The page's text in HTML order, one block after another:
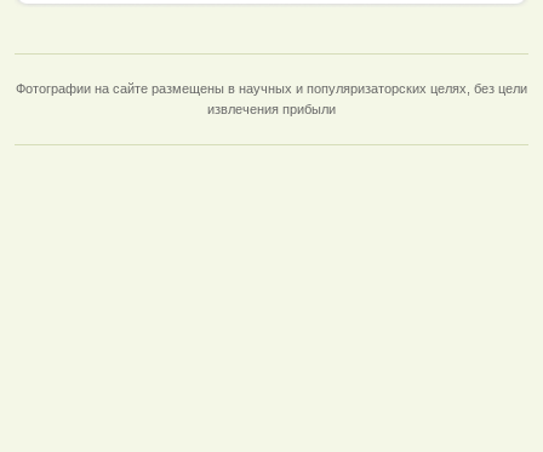
Фотографии на сайте размещены в научных и популяризаторских целях, без цели
извлечения прибыли